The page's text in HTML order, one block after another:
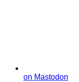
on Mastodon